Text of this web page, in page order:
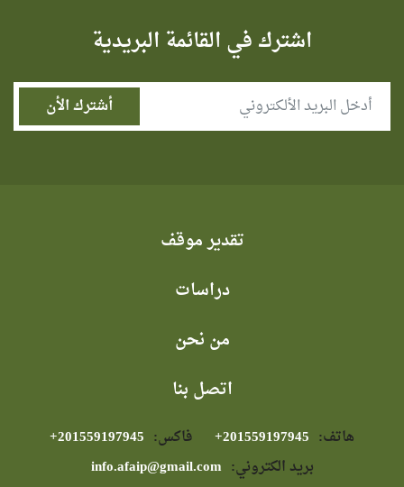
اشترك في القائمة البريدية
تقدير موقف
دراسات
من نحن
اتصل بنا
هاتف: فاكس:
بريد الكتروني: info.afaip@gmail.com